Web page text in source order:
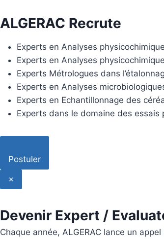
ALGERAC Recrute
Experts en Analyses
Experts en Analyses
Experts Métrologues dans
Experts en Analyses
Experts en Echantillonnage des
Experts dans le domaine des
Postuler
×
Devenir Expert /
Chaque année, ALGERAC lance un